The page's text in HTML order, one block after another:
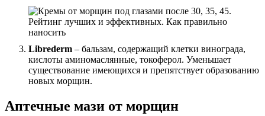
Librederm – бальзам, содержащий клетки винограда,
кислоты аминомаслянные, токоферол. Уменьшает
существование имеющихся и препятствует образованию
новых морщин.
Аптечные мази от морщин